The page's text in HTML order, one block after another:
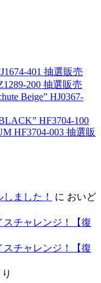
401 抽選販売
200 抽選販売
Beige” HJ0367-
HF3704-100
HF3704-003 抽選販
ました！ に おいど
スチャレンジ！【復
スチャレンジ！【復